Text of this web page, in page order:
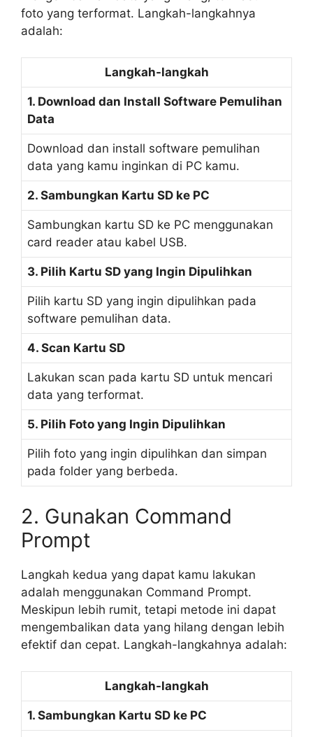
foto yang terformat. Langkah-langkahnya
adalah:
Langkah-langkah
1. Download dan Install Software Pemulihan
Data
Download dan install software pemulihan
data yang kamu inginkan di PC kamu.
2. Sambungkan Kartu SD ke PC
Sambungkan kartu SD ke PC menggunakan
card reader atau kabel USB.
3. Pilih Kartu SD yang Ingin Dipulihkan
Pilih kartu SD yang ingin dipulihkan pada
software pemulihan data.
4. Scan Kartu SD
Lakukan scan pada kartu SD untuk mencari
data yang terformat.
5. Pilih Foto yang Ingin Dipulihkan
Pilih foto yang ingin dipulihkan dan simpan
pada folder yang berbeda.
2. Gunakan Command
Prompt
Langkah kedua yang dapat kamu lakukan
adalah menggunakan Command Prompt.
Meskipun lebih rumit, tetapi metode ini dapat
mengembalikan data yang hilang dengan lebih
efektif dan cepat. Langkah-langkahnya adalah:
Langkah-langkah
1. Sambungkan Kartu SD ke PC